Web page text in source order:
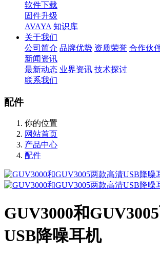
软件下载
固件升级
AVAYA 知识库
关于我们
公司简介 品牌优势 资质荣誉 合作伙
新闻资讯
最新动态 业界资讯 技术探讨
联系我们
配件
你的位置
网站首页
产品中心
配件
GUV3000和
USB降噪耳机